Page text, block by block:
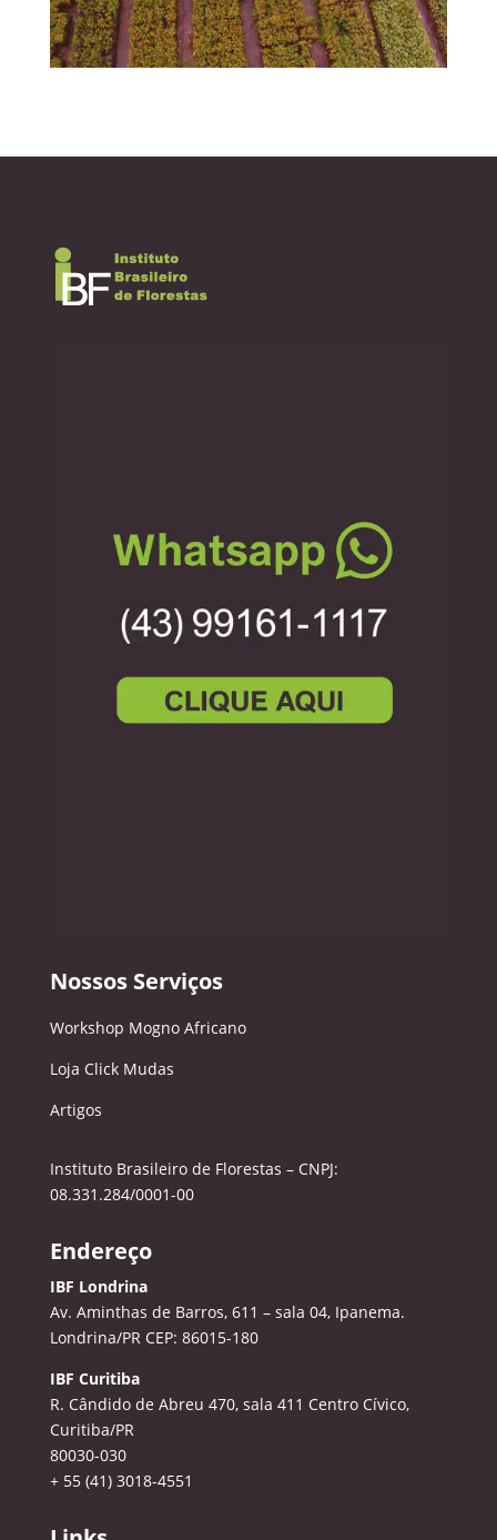
Nossos Serviços
Workshop Mogno Africano
Loja Click Mudas
Artigos
Instituto Brasileiro de Florestas – CNPJ:
08.331.284/0001-00
Endereço
IBF Londrina
Av. Aminthas de Barros, 611 – sala 04, Ipanema.
Londrina/PR CEP: 86015-180
IBF Curitiba
R. Cândido de Abreu 470, sala 411 Centro Cívico,
Curitiba/PR
80030-030
+ 55 (41) 3018-4551